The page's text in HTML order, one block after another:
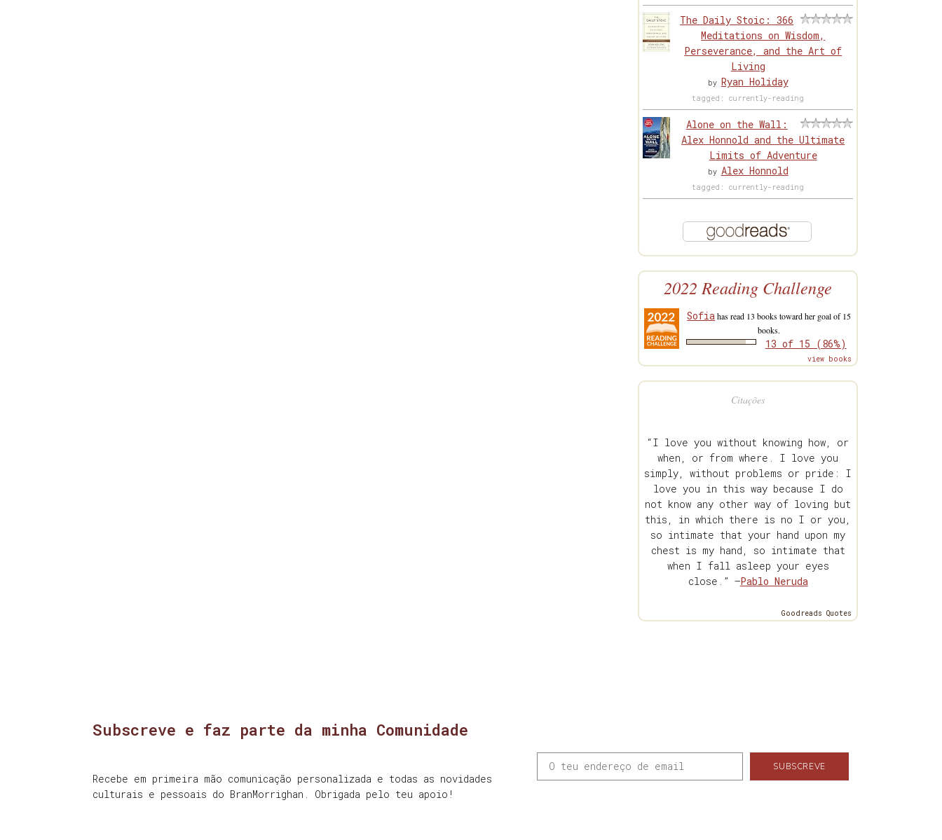
The Daily Stoic: 366
Meditations on Wisdom,
Perseverance, and the Art of
Living
by Ryan Holiday
tagged: currently-reading
Alone on the Wall:
Alex Honnold and the Ultimate
Limits of Adventure
by Alex Honnold
tagged: currently-reading
2022 Reading Challenge
Sofiahas read 13 books toward her goal of 15
books.
13 of 15 (86%)
view books
Citações
“I love you without knowing how, or
when, or from where. I love you
simply, without problems or pride: I
love you in this way because I do
not know any other way of loving but
this, in which there is no I or you,
so intimate that your hand upon my
chest is my hand, so intimate that
when I fall asleep your eyes
close.” —Pablo Neruda
Goodreads Quotes
Subscreve e faz parte da minha Comunidade
Recebe em primeira mão comunicação personalizada e todas as novidades
culturais e pessoais do BranMorrighan. Obrigada pelo teu apoio!
SUBSCREVE